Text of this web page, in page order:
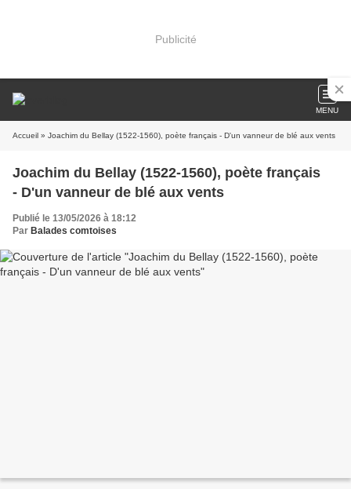
Publicité
MENU
Accueil » Joachim du Bellay (1522-1560), poète français - D'un vanneur de blé aux vents
Joachim du Bellay (1522-1560), poète français
- D'un vanneur de blé aux vents
Publié le 13/05/2026 à 18:12
Par Balades comtoises